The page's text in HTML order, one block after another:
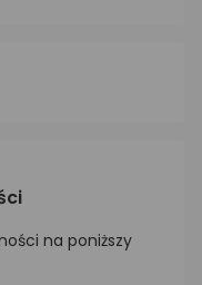
na poniższy